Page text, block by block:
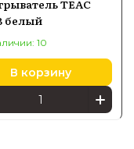
TEAC
белый
10
В корзину